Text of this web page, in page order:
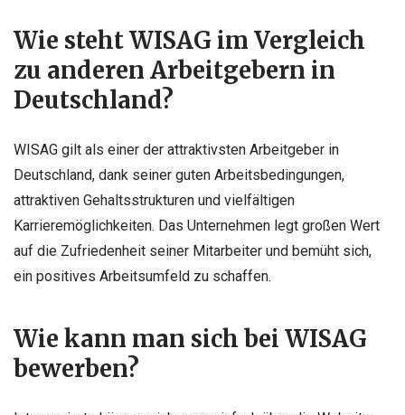
Wie steht WISAG im Vergleich
zu anderen Arbeitgebern in
Deutschland?
WISAG gilt als einer der attraktivsten Arbeitgeber in
Deutschland, dank seiner guten Arbeitsbedingungen,
attraktiven Gehaltsstrukturen und vielfältigen
Karrieremöglichkeiten. Das Unternehmen legt großen Wert
auf die Zufriedenheit seiner Mitarbeiter und bemüht sich,
ein positives Arbeitsumfeld zu schaffen.
Wie kann man sich bei WISAG
bewerben?